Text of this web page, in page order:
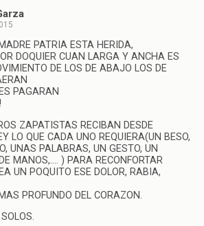
PATRIA ESTA HERIDA,
DOQUIER CUAN LARGA Y ANCHA ES
DE LOS DE ABAJO LOS DE
PAGARAN
ZAPATISTAS RECIBAN DESDE
LO QUE CADA UNO REQUIERA(UN BESO,
UNAS PALABRAS, UN GESTO, UN
MANOS,…. ) PARA RECONFORTAR
UN POQUITO ESE DOLOR, RABIA,
PROFUNDO DEL CORAZON.